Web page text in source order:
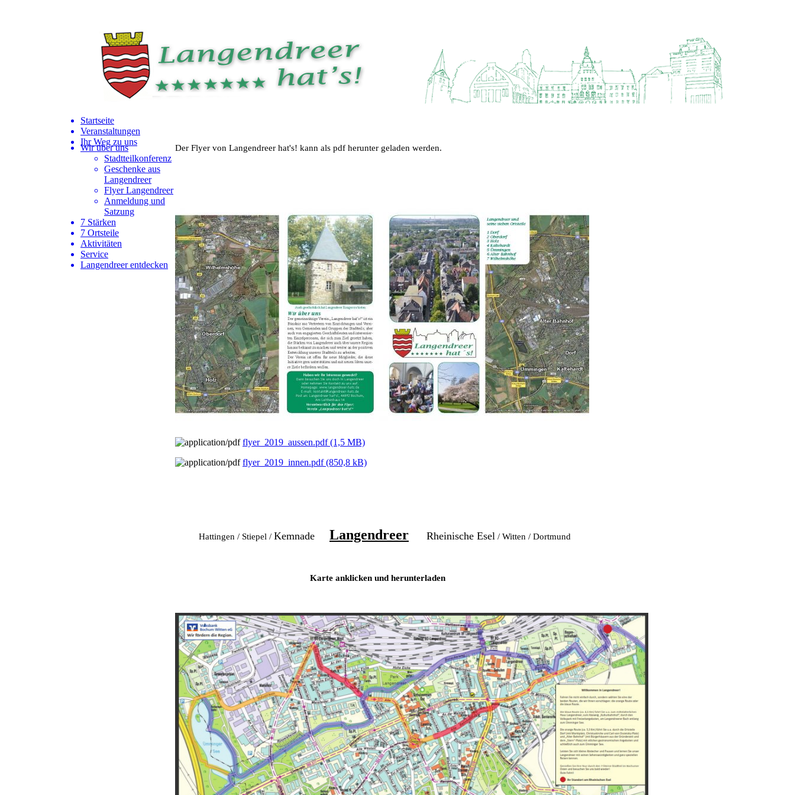
Startseite
Veranstaltungen
Ihr Weg zu uns
Wir über uns
Stadtteilkonferenz
Geschenke aus
Langendreer
Flyer Langendreer
Anmeldung und
Satzung
7 Stärken
7 Ortsteile
Aktivitäten
Service
Langendreer entdecken
Der Flyer von Langendreer hat's! kann als pdf herunter geladen werden.
flyer_2019_aussen.pdf(1,5 MB)
flyer_2019_innen.pdf(850,8 kB)
Hattingen / Stiepel / Kemnade Langendreer Rheinische Esel / Witten / Dortmund
Karte anklicken und herunterladen